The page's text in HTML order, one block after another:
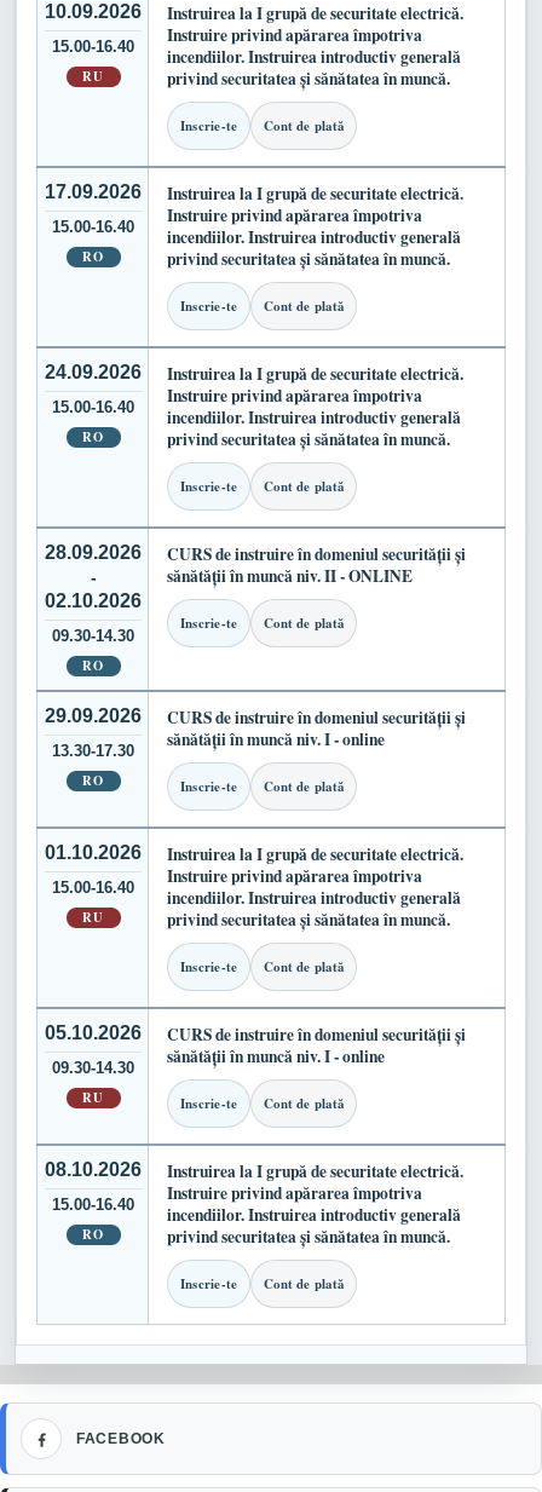
10.09.2026
15.00-16.40
RU
Instruirea la I grupă de securitate electrică.
Instruire privind apărarea împotriva
incendiilor. Instruirea introductiv generală
privind securitatea și sănătatea în muncă.
Inscrie-te Cont de plată
17.09.2026
15.00-16.40
RO
Instruirea la I grupă de securitate electrică.
Instruire privind apărarea împotriva
incendiilor. Instruirea introductiv generală
privind securitatea și sănătatea în muncă.
Inscrie-te Cont de plată
24.09.2026
15.00-16.40
RO
Instruirea la I grupă de securitate electrică.
Instruire privind apărarea împotriva
incendiilor. Instruirea introductiv generală
privind securitatea și sănătatea în muncă.
Inscrie-te Cont de plată
28.09.2026
-
02.10.2026
09.30-14.30
RO
CURS de instruire în domeniul securității și
sănătății în muncă niv. II - ONLINE
Inscrie-te Cont de plată
29.09.2026
13.30-17.30
RO
CURS de instruire în domeniul securității și
sănătății în muncă niv. I - online
Inscrie-te Cont de plată
01.10.2026
15.00-16.40
RU
Instruirea la I grupă de securitate electrică.
Instruire privind apărarea împotriva
incendiilor. Instruirea introductiv generală
privind securitatea și sănătatea în muncă.
Inscrie-te Cont de plată
05.10.2026
09.30-14.30
RU
CURS de instruire în domeniul securității și
sănătății în muncă niv. I - online
Inscrie-te Cont de plată
08.10.2026
15.00-16.40
RO
Instruirea la I grupă de securitate electrică.
Instruire privind apărarea împotriva
incendiilor. Instruirea introductiv generală
privind securitatea și sănătatea în muncă.
Inscrie-te Cont de plată
FACEBOOK
Facebook